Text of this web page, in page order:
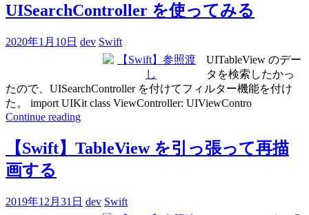
UISearchController を使ってみる
2020年1月10日 dev Swift
UITableView のデー
タを検索したかっ
たので、UISearchController を付けてフィルター機能を付け
た。 import UIKit class ViewController: UIViewContro
Continue reading
【Swift】TableView を引っ張って再描
画する
2019年12月31日 dev Swift